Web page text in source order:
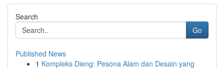
Search
Go
Published News
1 Kompleks Dieng: Pesona Alam dan Desain yang